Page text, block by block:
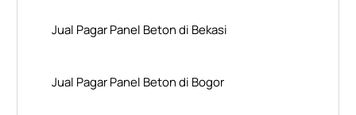
Jual Pagar Panel Beton di Bekasi
Jual Pagar Panel Beton di Bogor